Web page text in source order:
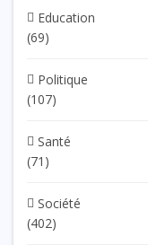
Education
(69)
Politique
(107)
Santé
(71)
Société
(402)